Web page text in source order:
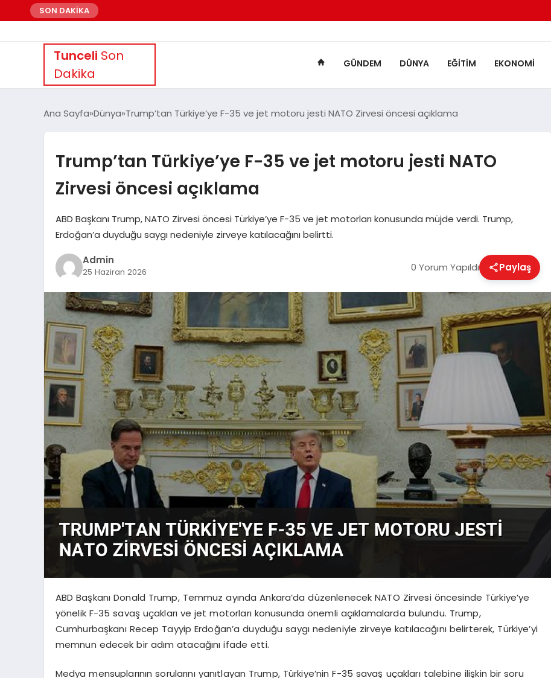
SON DAKİKA
Tunceli Son
Dakika
GÜNDEM DÜNYA EĞITIM EKONOMI
Ana Sayfa Dünya Trump’tan Türkiye’ye F-35 ve jet motoru jesti NATO Zirvesi öncesi açıklama
Trump’tan Türkiye’ye F-35 ve jet motoru jesti NATO
Zirvesi öncesi açıklama
ABD Başkanı Trump, NATO Zirvesi öncesi Türkiye’ye F-35 ve jet motorları konusunda müjde verdi. Trump,
Erdoğan’a duyduğu saygı nedeniyle zirveye katılacağını belirtti.
Admin
25 Haziran 2026 0 Yorum Yapıldı Paylaş
ABD Başkanı Donald Trump, Temmuz ayında Ankara’da düzenlenecek NATO Zirvesi öncesinde Türkiye’ye
yönelik F-35 savaş uçakları ve jet motorları konusunda önemli açıklamalarda bulundu. Trump,
Cumhurbaşkanı Recep Tayyip Erdoğan’a duyduğu saygı nedeniyle zirveye katılacağını belirterek, Türkiye’yi
memnun edecek bir adım atacağını ifade etti.
Medya mensuplarının sorularını yanıtlayan Trump, Türkiye’nin F-35 savaş uçakları talebine ilişkin bir soru